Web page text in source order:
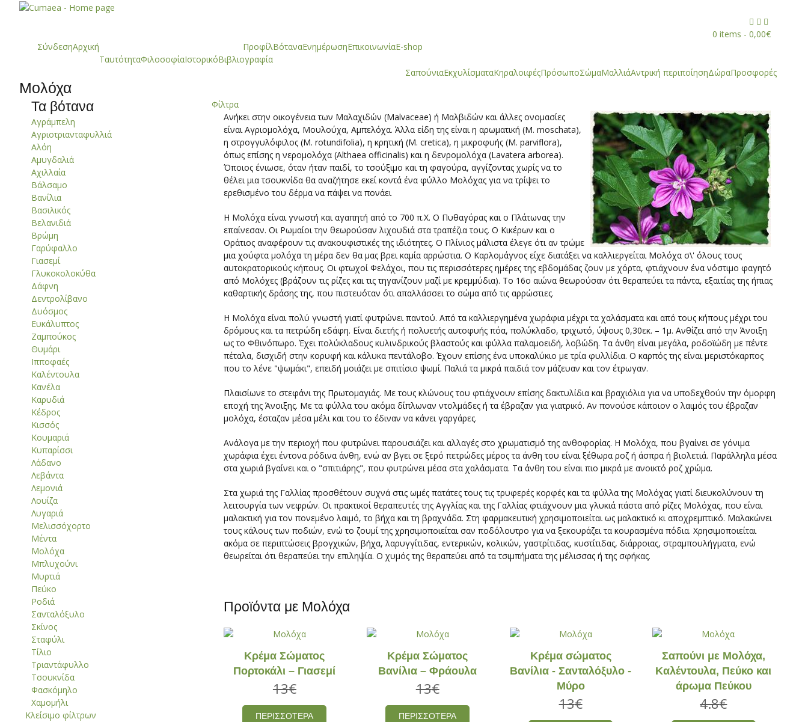
  
0 items - 0,00€
ΣύνδεσηΑρχική
Προφίλ
ΤαυτότηταΦιλοσοφίαΙστορικόΒιβλιογραφία
ΒόταναΕνημέρωσηΕπικοινωνίαE-shop
ΣαπούνιαΕκχυλίσματαΚηραλοιφέςΠρόσωποΣώμαΜαλλιάΑντρική περιποίησηΔώραΠροσφορές
Μολόχα
Φίλτρα
Τα βότανα
Αγράμπελη
Αγριοτριανταφυλλιά
Αλόη
Αμυγδαλιά
Αχιλλαία
Βάλσαμο
Βανίλια
Βασιλικός
Βελανιδιά
Βρώμη
Γαρύφαλλο
Γιασεμί
Γλυκοκολοκύθα
Δάφνη
Δεντρολίβανο
Δυόσμος
Ευκάλυπτος
Ζαμπούκος
Θυμάρι
Ιπποφαές
Καλέντουλα
Κανέλα
Καρυδιά
Κέδρος
Κισσός
Κουμαριά
Κυπαρίσσι
Λάδανο
Λεβάντα
Λεμονιά
Λουίζα
Λυγαριά
Μελισσόχορτο
Μέντα
Μολόχα
Μπλυχούνι
Μυρτιά
Πεύκο
Ροδιά
Σανταλόξυλο
Σκίνος
Σταφύλι
Τίλιο
Τριαντάφυλλο
Τσουκνίδα
Φασκόμηλο
Χαμομήλι
Κλείσιμο φίλτρων
Ανήκει στην οικογένεια των Μαλαχιδών (Malvaceae) ή Μαλβιδών και άλλες ονομασίες
είναι Αγριομολόχα, Μουλούχα, Αμπελόχα. Άλλα είδη της είναι η αρωματική (M. moschata),
η στρογγυλόφιλος (M. rotundifolia), η κρητική (M. cretica), η μικροφυής (M. parviflora),
όπως επίσης η νερομολόχα (Althaea officinalis) και η δενρομολόχα (Lavatera arborea).
Όποιος ένιωσε, όταν ήταν παιδί, το τσούξιμο και τη φαγούρα, αγγίζοντας χωρίς να το
θέλει μια τσουκνίδα θα αναζήτησε εκεί κοντά ένα φύλλο Μολόχας για να τρίψει το
ερεθισμένο του δέρμα να πάψει να πονάει
Η Μολόχα είναι γνωστή και αγαπητή από το 700 π.Χ. Ο Πυθαγόρας και ο Πλάτωνας την
επαίνεσαν. Οι Ρωμαίοι την θεωρούσαν λιχουδιά στα τραπέζια τους. Ο Κικέρων και ο
Οράτιος αναφέρουν τις ανακουφιστικές της ιδιότητες. Ο Πλίνιος μάλιστα έλεγε ότι αν τρώμε
μια χούφτα μολόχα τη μέρα δεν θα μας βρει καμία αρρώστια. Ο Καρλομάγνος είχε διατάξει να καλλιεργείται Μολόχα σ\' όλους τους
αυτοκρατορικούς κήπους. Οι φτωχοί Φελάχοι, που τις περισσότερες ημέρες της εβδομάδας ζουν με χόρτα, φτιάχνουν ένα νόστιμο φαγητό
από Μολόχες (βράζουν τις ρίζες και τις τηγανίζουν μαζί με κρεμμύδια). Το 16ο αιώνα θεωρούσαν ότι θεραπεύει τα πάντα, εξαιτίας της ήπιας
καθαρτικής δράσης της, που πιστευόταν ότι απαλλάσσει το σώμα από τις αρρώστιες.
Η Μολόχα είναι πολύ γνωστή γιατί φυτρώνει παντού. Από τα καλλιεργημένα χωράφια μέχρι τα χαλάσματα και από τους κήπους μέχρι του
δρόμους και τα πετρώδη εδάφη. Είναι διετής ή πολυετής αυτοφυής πόα, πολύκλαδο, τριχωτό, ύψους 0,30εκ. – 1μ. Ανθίζει από την Άνοιξη
ως το Φθινόπωρο. Έχει πολύκλαδους κυλινδρικούς βλαστούς και φύλλα παλαμοειδή, λοβώδη. Τα άνθη είναι μεγάλα, ροδοϊώδη με πέντε
πέταλα, δισχιδή στην κορυφή και κάλυκα πεντάλοβο. Έχουν επίσης ένα υποκαλύκιο με τρία φυλλίδια. Ο καρπός της είναι μεριστόκαρπος
που το λένε "ψωμάκι", επειδή μοιάζει με σπιτίσιο ψωμί. Παλιά τα μικρά παιδιά τον μάζευαν και τον έτρωγαν.
Πλαισίωνε το στεφάνι της Πρωτομαγιάς. Με τους κλώνους του φτιάχνουν επίσης δακτυλίδια και βραχιόλια για να υποδεχθούν την όμορφη
εποχή της Άνοιξης. Με τα φύλλα του ακόμα δίπλωναν ντολμάδες ή τα έβραζαν για γιατρικό. Αν πονούσε κάποιον ο λαιμός του έβραζαν
μολόχα, έσταζαν μέσα μέλι και του το έδιναν να κάνει γαργάρες.
Ανάλογα με την περιοχή που φυτρώνει παρουσιάζει και αλλαγές στο χρωματισμό της ανθοφορίας. Η Μολόχα, που βγαίνει σε γόνιμα
χωράφια έχει έντονα ρόδινα άνθη, ενώ αν βγει σε ξερό πετρώδες μέρος τα άνθη του είναι ξέθωρα ροζ ή άσπρα ή βιολετιά. Παράλληλα μέσα
στα χωριά βγαίνει και ο "σπιτιάρης", που φυτρώνει μέσα στα χαλάσματα. Τα άνθη του είναι πιο μικρά με ανοικτό ροζ χρώμα.
Στα χωριά της Γαλλίας προσθέτουν συχνά στις ωμές πατάτες τους τις τρυφερές κορφές και τα φύλλα της Μολόχας γιατί διευκολύνουν τη
λειτουργία των νεφρών. Οι πρακτικοί θεραπευτές της Αγγλίας και της Γαλλίας φτιάχνουν μια γλυκιά πάστα από ρίζες Μολόχας, που είναι
μαλακτική για τον πονεμένο λαιμό, το βήχα και τη βραχνάδα. Στη φαρμακευτική χρησιμοποιείται ως μαλακτικό κι αποχρεμπτικό. Μαλακώνει
τους κάλους των ποδιών, ενώ το ζουμί της χρησιμοποιείται σαν ποδόλουτρο για να ξεκουράζει τα κουρασμένα πόδια. Χρησιμοποιείται
ακόμα σε περιπτώσεις βρογχικών, βήχα, λαρυγγίτιδας, εντερικών, κολικών, γαστρίτιδας, κυστίτιδας, διάρροιας, στραμπουλήγματα, ενώ
θεωρείται ότι θεραπεύει την επιληψία. Ο χυμός της θεραπεύει από τα τσιμπήματα της μέλισσας ή της σφήκας.
Προϊόντα με Μολόχα
Kρέμα Σώματος
Πορτοκάλι – Γιασεμί
13€
ΠΕΡΙΣΣΟΤΕΡΑ
Kρέμα Σώματος
Βανίλια – Φράουλα
13€
ΠΕΡΙΣΣΟΤΕΡΑ
Kρέμα σώματος
Βανίλια - Σανταλόξυλο -
Μύρο
13€
Σαπούνι με Μολόχα,
Καλέντουλα, Πεύκο και
άρωμα Πεύκου
4.8€